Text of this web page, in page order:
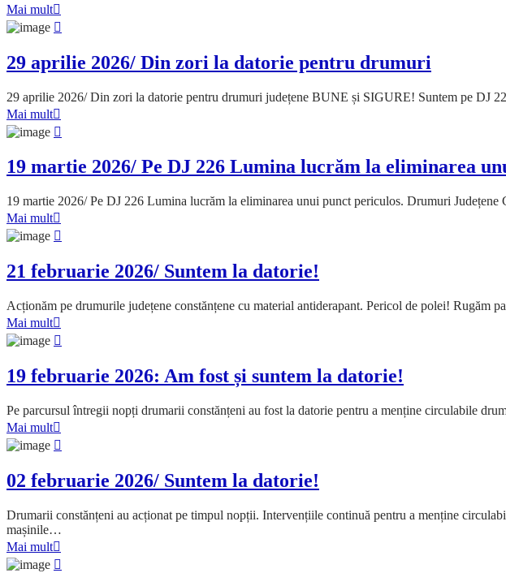
Mai mult
29 aprilie 2026/ Din zori la datorie pentru drumuri
29 aprilie 2026/ Din zori la datorie pentru drumuri județene BUNE și SIGURE! Suntem pe DJ
Mai mult
19 martie 2026/ Pe DJ 226 Lumina lucrăm la eliminarea
19 martie 2026/ Pe DJ 226 Lumina lucrăm la eliminarea unui punct periculos. Drumuri
Mai mult
21 februarie 2026/ Suntem la datorie!
Acționăm pe drumurile județene constănțene cu material antiderapant. Pericol de polei! Rugăm
Mai mult
19 februarie 2026: Am fost și suntem la datorie!
Pe parcursul întregii nopți drumarii constănțeni au fost la datorie pentru a menține circulabile
Mai mult
02 februarie 2026/ Suntem la datorie!
Drumarii constănțeni au acționat pe timpul nopții. Intervențiile continuă pentru a menține
mașinile…
Mai mult